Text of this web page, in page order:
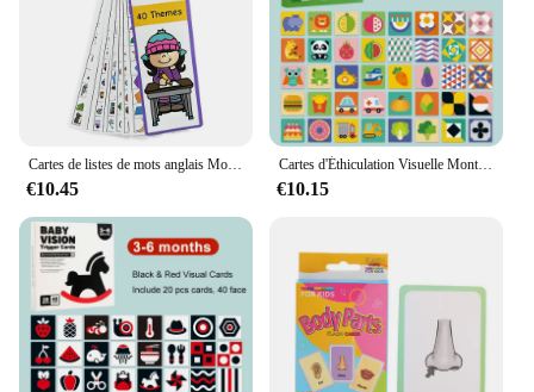
€10.45
Cartes d'Éthiculation Visuelle Montessori pour Bébé, Carte Flash pour Abonnés Élevés, Jouets d'ApprentiCumbria Présвpour Nouveau-né, Cadeaux
€10.15